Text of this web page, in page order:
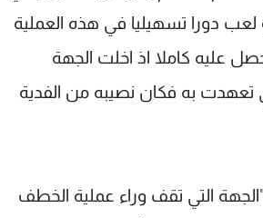
دورا تسهيليا في هذه العملية
عليه كاملا اذ اخلت الجهة
تعهدت به فكان نصيبه من الفدية
التي تقف وراء عملية الخطف